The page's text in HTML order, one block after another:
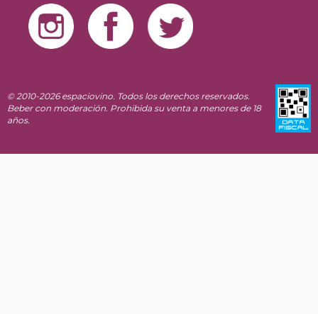
© 2010-2026 espaciovino. Todos los derechos reservados.
Beber con moderación. Prohibida su venta a menores de 18
años.